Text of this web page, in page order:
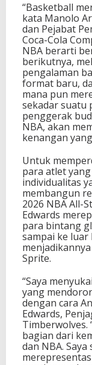
“Basketball
kata Manolo
dan Pejabat
Coca-Cola
NBA berarti
berikutnya,
pengalaman
format baru,
mana pun
sekadar suatu
penggerak
NBA, akan
kenangan
Untuk
para atlet
individualitas
membangun
2026 NBA All-
Edwards
para bintang
sampai ke luar
Sprite.
“Saya
yang
dengan cara
Edwards,
Timberwolves.
bagian dari
dan NBA.